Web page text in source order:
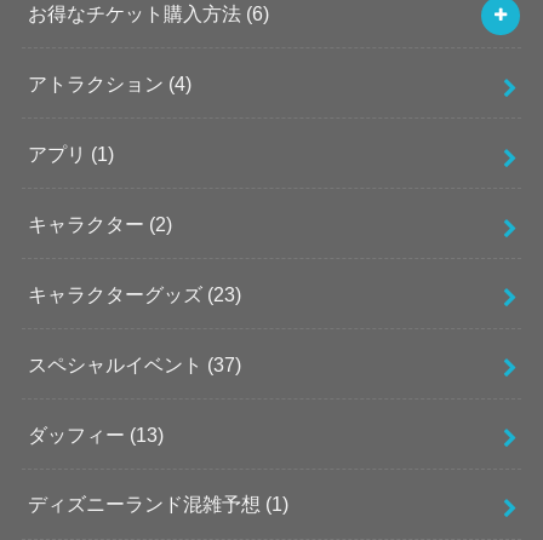
お得なチケット購入方法 (6)
アトラクション (4)
アプリ (1)
キャラクター (2)
キャラクターグッズ (23)
スペシャルイベント (37)
ダッフィー (13)
ディズニーランド混雑予想 (1)